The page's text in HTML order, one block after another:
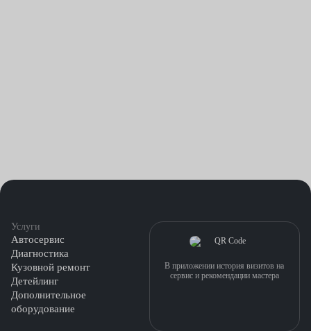
Услуги
Автосервис
Диагностика
Кузовной ремонт
Детейлинг
Дополнительное
оборудование
В приложении история визитов на
сервис и рекомендации мастера